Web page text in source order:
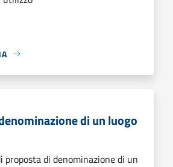
di un luogo
proposta di denominazione di un